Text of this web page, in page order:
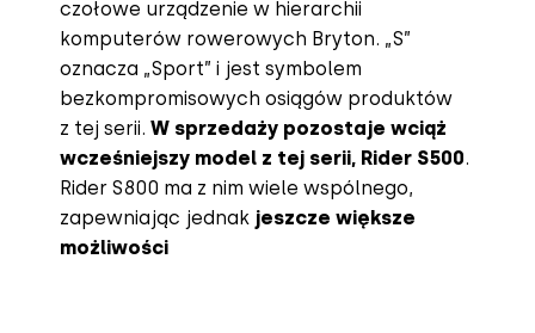
czołowe urządzenie w hierarchii
komputerów rowerowych Bryton. „S”
oznacza „Sport” i jest symbolem
bezkompromisowych osiągów produktów
z tej serii. W sprzedaży pozostaje wciąż
wcześniejszy model z tej serii, Rider S500.
Rider S800 ma z nim wiele wspólnego,
zapewniając jednak jeszcze większe
możliwości